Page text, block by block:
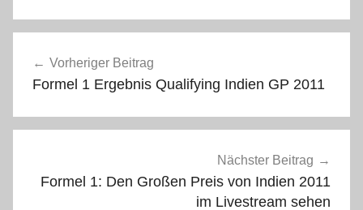
Vorheriger Beitrag
Formel 1 Ergebnis Qualifying Indien GP 2011
Nächster Beitrag
Formel 1: Den Großen Preis von Indien 2011
im Livestream sehen